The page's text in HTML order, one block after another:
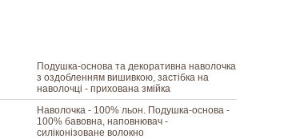
Подушка-основа та декоративна наволочка
з оздобленням вишивкою, застібка на
наволочці - прихована змійка
Наволочка - 100% льон. Подушка-основа -
100% бавовна, наповнювач -
силіконізоване волокно